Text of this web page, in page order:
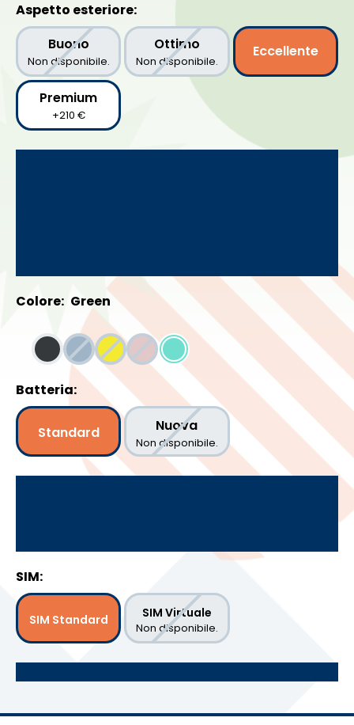
Aspetto esteriore:
Buono
Non disponibile.
Ottimo
Non disponibile.
Eccellente
Premium
+210 €
Colore: Green
Batteria:
Standard Nuova
Non disponibile.
SIM:
SIM Standard SIM Virtuale
Non disponibile.